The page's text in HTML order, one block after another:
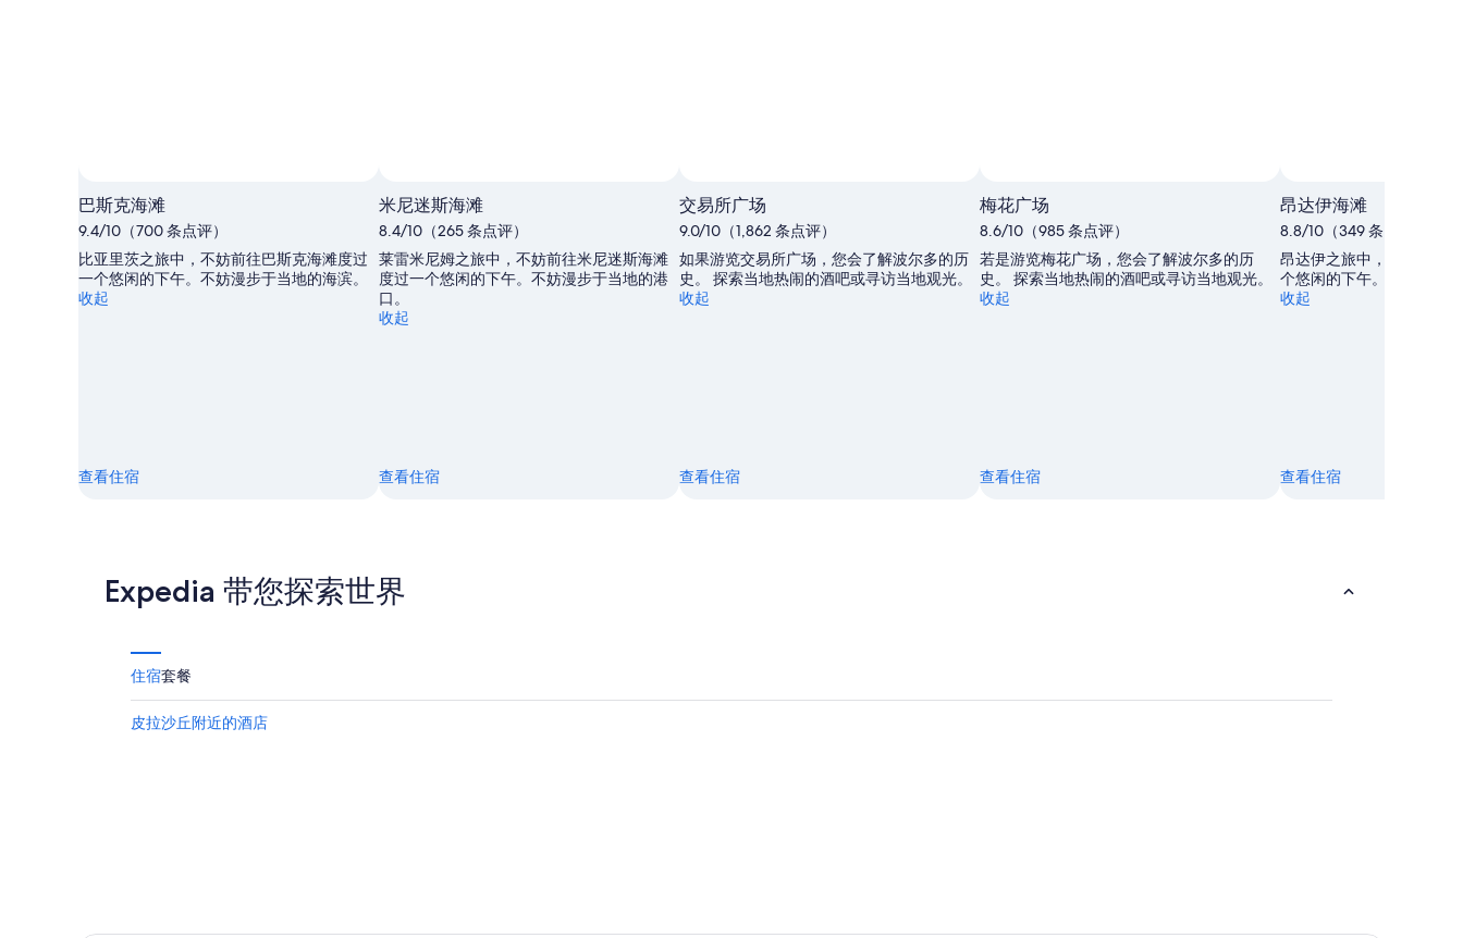
巴斯克海滩
9.4/10（700 条点评）
比亚里茨之旅中，不妨前往巴斯克海滩度过
一个悠闲的下午。不妨漫步于当地的海滨。
收起
查看住宿
米尼迷斯海滩
8.4/10（265 条点评）
莱雷米尼姆之旅中，不妨前往米尼迷斯海滩
度过一个悠闲的下午。不妨漫步于当地的港
口。
收起
查看住宿
交易所广场
9.0/10（1,862 条点评）
如果游览交易所广场，您会了解波尔多的历
史。 探索当地热闹的酒吧或寻访当地观光。
收起
查看住宿
梅花广场
8.6/10（985 条点评）
若是游览梅花广场，您会了解波尔多的历
史。 探索当地热闹的酒吧或寻访当地观光。
收起
查看住宿
昂达伊海滩
8.8/10（349 条点评）
昂达伊之旅中，不妨前往
个悠闲的下午。探索当地
收起
查看住宿
Expedia 带您探索世界
住宿套餐
皮拉沙丘附近的酒店